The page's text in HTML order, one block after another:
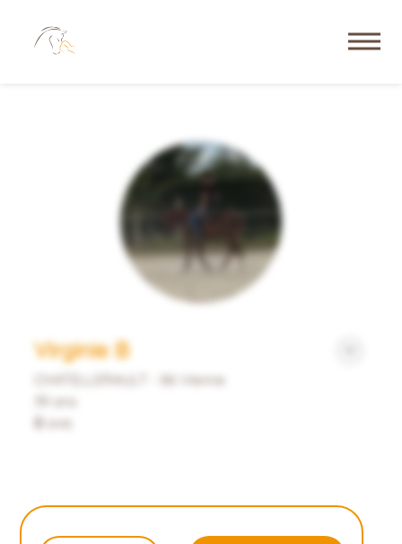
Virginie B
CHATELLERAULT - 86 Vienne
39 ans
0 avis